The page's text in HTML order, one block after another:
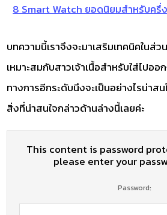
8 Smart Watch ยอดนิยมสำหรับครึ่
บทความนี้เราจึงจะมาเสริมเทคนิคในส่
เหมาะสมกับสาวเจ้าเนื้อสำหรับใส่ไปอ
ทางการอีกระดับนึงจะเป็นอย่างไรน่าส
สิ่งที่น่าสนใจกล่าวด้านล่างนี้เลยค่ะ
This content is password
please enter your
Password: